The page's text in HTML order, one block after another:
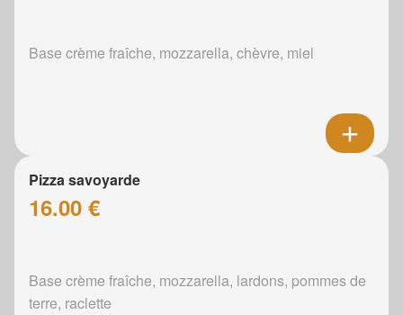
Base crème fraîche, mozzarella, chèvre, miel
Pizza savoyarde
16.00 €
Base crème fraîche, mozzarella, lardons, pommes de
terre, raclette